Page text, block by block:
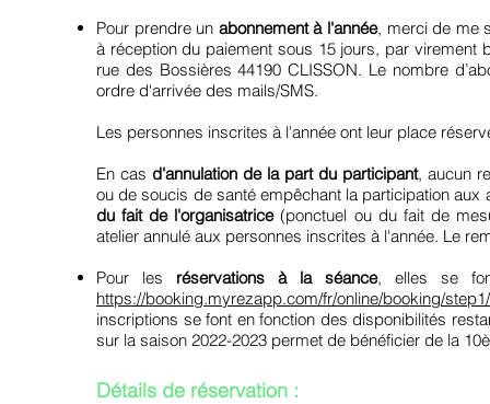
Pour prendre un abonnement à l'année, merci de me
à réception du paiement sous 15 jours, par virement
rue des Bossières 44190 CLISSON. Le nombre
ordre d'arrivée des mails/SMS.
Les personnes inscrites à l'année ont leur place
En cas d'annulation de la part du participant, aucun
ou de soucis de santé empêchant la participation
du fait de l'organisatrice(ponctuel ou du fait de
atelier annulé aux personnes inscrites à l'année. Le
Pour les réservations à la séance, elles se
https://booking.myrezapp.com/fr/online/booking/
inscriptions se font en fonction des disponibilités
sur la saison 2022-2023 permet de bénéficier de la
Détails de réservation :